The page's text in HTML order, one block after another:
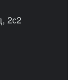
2с2